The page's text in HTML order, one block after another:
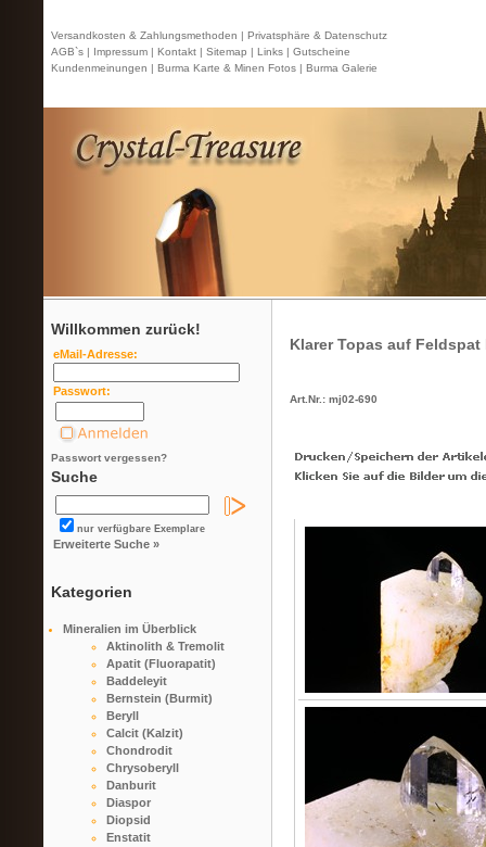
Versandkosten & Zahlungsmethoden | Privatsphäre & Datenschutz
AGB`s | Impressum | Kontakt | Sitemap | Links | Gutscheine
Kundenmeinungen | Burma Karte & Minen Fotos | Burma Galerie
Willkommen zurück!
eMail-Adresse:
Passwort:
Passwort vergessen?
Suche
nur verfügbare Exemplare
Erweiterte Suche »
Kategorien
Mineralien im Überblick
Aktinolith & Tremolit
Apatit (Fluorapatit)
Baddeleyit
Bernstein (Burmit)
Beryll
Calcit (Kalzit)
Chondrodit
Chrysoberyll
Danburit
Diaspor
Diopsid
Enstatit
Klarer Topas auf
Art.Nr.: mj02-690